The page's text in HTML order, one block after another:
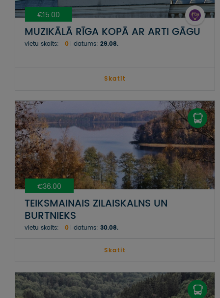
€15.00
MUZIKĀLĀ RĪGA KOPĀ AR ARTI GĀGU
vietu skaits: 0 datums: 29.08.
Skatit
€36.00
TEIKSMAINAIS ZILAISKALNS UN
BURTNIEKS
vietu skaits: 0 datums: 30.08.
Skatit